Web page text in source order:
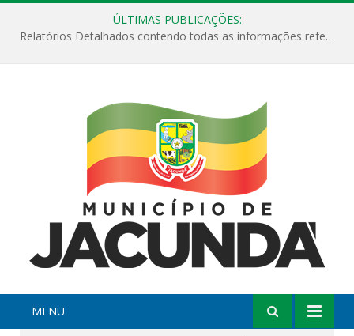
ÚLTIMAS PUBLICAÇÕES:
Relatórios Detalhados contendo todas as informações referentes a execução de recursos destinados ao fomento de projetos culturais no Município de Jacundá entre os anos de 2022 ao presente ano de 2026.
MENU